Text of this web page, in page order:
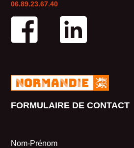
06.89.23.67.40
FORMULAIRE DE CONTACT
Nom-Prénom